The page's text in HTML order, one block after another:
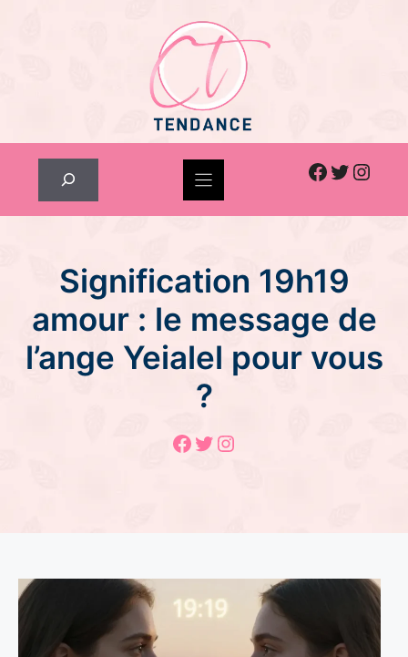
Facebook
Twitter
Signification 19h19
amour : le message de
l’ange Yeialel pour vous
?
Facebook
Twitter
Instagram